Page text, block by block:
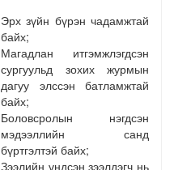
Эрх зүйн бүрэн чадамжтай
байх;
Магадлан итгэмжлэгдсэн
сургуульд зохих журмын
дагуу элссэн батламжтай
байх;
Боловсролын нэгдсэн
мэдээллийн санд
бүртгэлтэй байх;
Зээлийн үндсэн зээлдэгч нь